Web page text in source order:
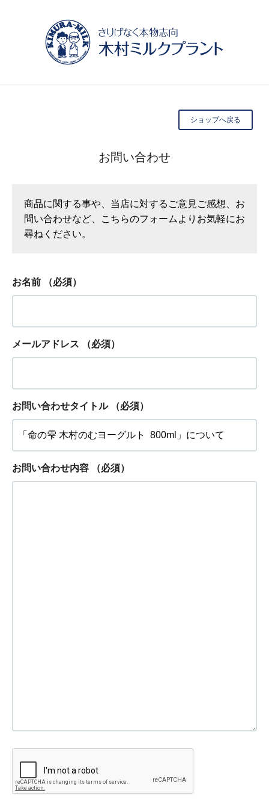
ショップへ戻る
お問い合わせ
商品に関する事や、当店に対するご意見ご感想、お
問い合わせなど、こちらのフォームよりお気軽にお
尋ねください。
お名前 （必須）
メールアドレス （必須）
お問い合わせタイトル （必須）
お問い合わせ内容 （必須）